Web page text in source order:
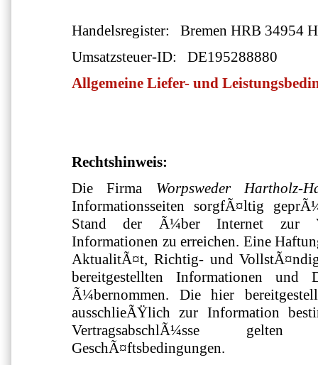
Handelsregister: Bremen HRB 34954
Umsatzsteuer-ID: DE195288880
Allgemeine Liefer- und
Rechtshinweis:
Die Firma Worpsweder Hartholz-
Informationsseiten sorgfÃ¤ltig
Stand der Ã¼ber Internet zur
Informationen zu erreichen. Eine
AktualitÃ¤t, Richtig- und
bereitgestellten Informationen
Ã¼bernommen. Die hier
ausschlieÃŸlich zur Information
VertragsabschlÃ¼sse
GeschÃ¤ftsbedingungen.